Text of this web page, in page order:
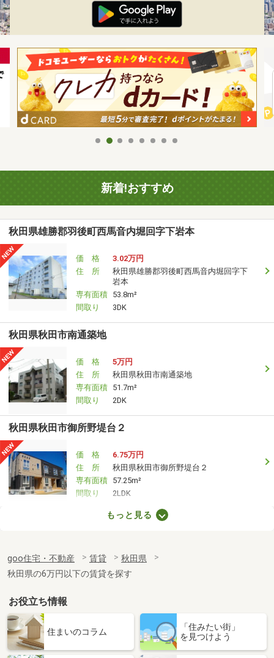
新着!おすすめ
秋田県雄勝郡羽後町西馬音内堀回字下岩本
価 格
3.02万円
住 所
秋田県雄勝郡羽後町西馬音内堀回字下
岩本
専有面積 53.8m²
間取り
3DK
秋田県秋田市南通築地
価 格
5万円
住 所
秋田県秋田市南通築地
専有面積 51.7m²
間取り
2DK
秋田県秋田市御所野堤台２
価 格
6.75万円
住 所
秋田県秋田市御所野堤台２
専有面積 57.25m²
間取り
2LDK
秋田県秋田市外旭川字八幡田
住 所
秋田県秋田市外旭川字八幡田
専有面積 52.62m²
秋田県秋田市外旭川字八幡田
6.70万円
住 所
秋田県秋田市外旭川字八幡田
もっと見る
goo住宅・不動産 賃貸
秋田県
秋田県の6万円以下の賃貸を探す
お役立ち情報
住まいのコラム
「住みたい街」
を見つけよう